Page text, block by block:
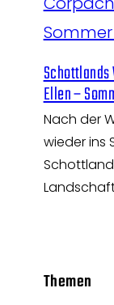
Ellen –
Nach der
wieder ins
Themen